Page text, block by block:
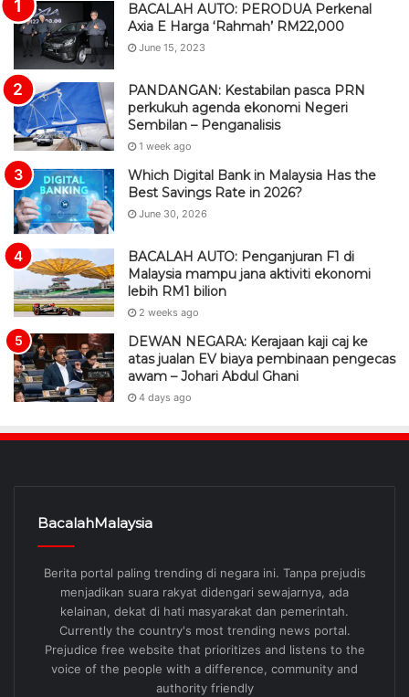
BACALAH AUTO: PERODUA Perkenal
Axia E Harga ‘Rahmah’ RM22,000
June 15, 2023
PANDANGAN: Kestabilan pasca PRN
perkukuh agenda ekonomi Negeri
Sembilan – Penganalisis
1 week ago
Which Digital Bank in Malaysia Has the
Best Savings Rate in 2026?
June 30, 2026
BACALAH AUTO: Penganjuran F1 di
Malaysia mampu jana aktiviti ekonomi
lebih RM1 bilion
2 weeks ago
DEWAN NEGARA: Kerajaan kaji caj ke
atas jualan EV biaya pembinaan pengecas
awam – Johari Abdul Ghani
4 days ago
BacalahMalaysia
Berita portal paling trending di negara ini. Tanpa prejudis
menjadikan suara rakyat didengari sewajarnya, ada
kelainan, dekat di hati masyarakat dan pemerintah.
Currently the country's most trending news portal.
Prejudice free website that prioritizes and listens to the
voice of the people with a difference, community and
authority friendly